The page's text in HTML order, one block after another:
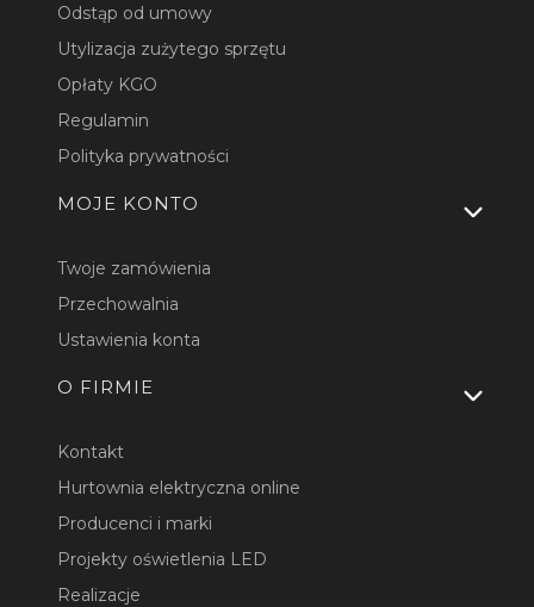
Odstąp od umowy
Utylizacja zużytego sprzętu
Opłaty KGO
Regulamin
Polityka prywatności
MOJE KONTO
Twoje zamówienia
Przechowalnia
Ustawienia konta
O FIRMIE
Kontakt
Hurtownia elektryczna online
Producenci i marki
Projekty oświetlenia LED
Realizacje